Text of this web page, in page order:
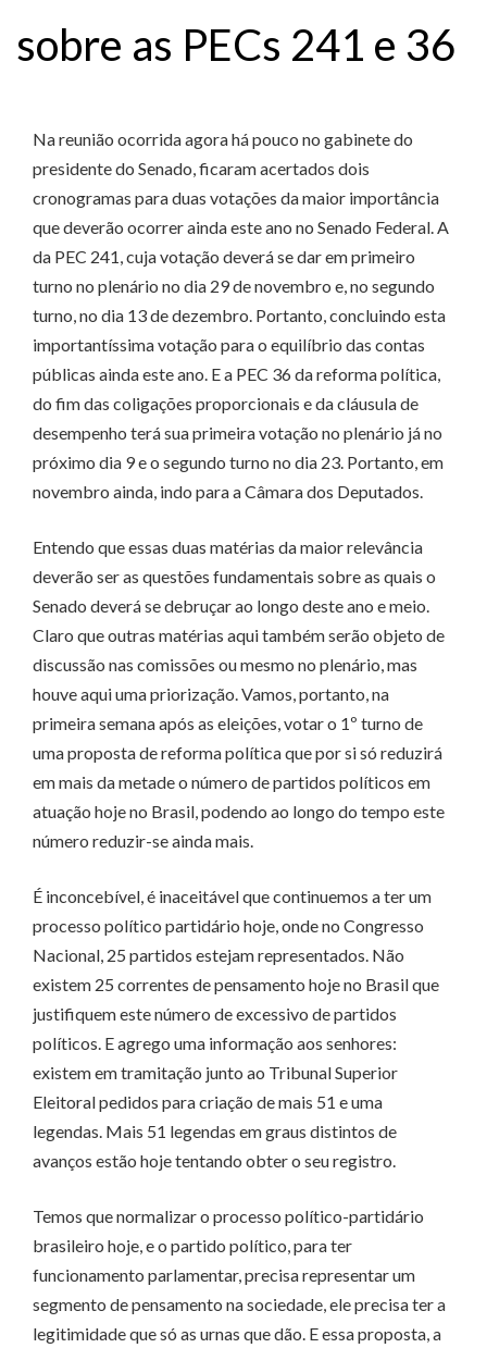
sobre as PECs 241 e 36
Na reunião ocorrida agora há pouco no gabinete do
presidente do Senado, ficaram acertados dois
cronogramas para duas votações da maior importância
que deverão ocorrer ainda este ano no Senado Federal. A
da PEC 241, cuja votação deverá se dar em primeiro
turno no plenário no dia 29 de novembro e, no segundo
turno, no dia 13 de dezembro. Portanto, concluindo esta
importantíssima votação para o equilíbrio das contas
públicas ainda este ano. E a PEC 36 da reforma política,
do fim das coligações proporcionais e da cláusula de
desempenho terá sua primeira votação no plenário já no
próximo dia 9 e o segundo turno no dia 23. Portanto, em
novembro ainda, indo para a Câmara dos Deputados.
Entendo que essas duas matérias da maior relevância
deverão ser as questões fundamentais sobre as quais o
Senado deverá se debruçar ao longo deste ano e meio.
Claro que outras matérias aqui também serão objeto de
discussão nas comissões ou mesmo no plenário, mas
houve aqui uma priorização. Vamos, portanto, na
primeira semana após as eleições, votar o 1º turno de
uma proposta de reforma política que por si só reduzirá
em mais da metade o número de partidos políticos em
atuação hoje no Brasil, podendo ao longo do tempo este
número reduzir-se ainda mais.
É inconcebível, é inaceitável que continuemos a ter um
processo político partidário hoje, onde no Congresso
Nacional, 25 partidos estejam representados. Não
existem 25 correntes de pensamento hoje no Brasil que
justifiquem este número de excessivo de partidos
políticos. E agrego uma informação aos senhores:
existem em tramitação junto ao Tribunal Superior
Eleitoral pedidos para criação de mais 51 e uma
legendas. Mais 51 legendas em graus distintos de
avanços estão hoje tentando obter o seu registro.
Temos que normalizar o processo político-partidário
brasileiro hoje, e o partido político, para ter
funcionamento parlamentar, precisa representar um
segmento de pensamento na sociedade, ele precisa ter a
legitimidade que só as urnas que dão. E essa proposta, a